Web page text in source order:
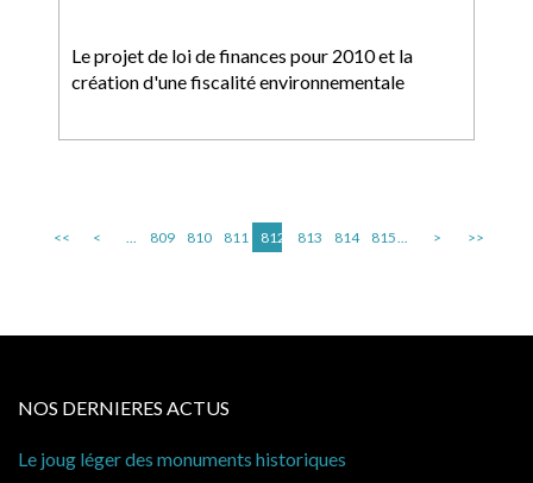
Le projet de loi de finances pour 2010 et la
création d'une fiscalité environnementale
<< < ... 809 810 811 812 813 814 815... > >>
NOS DERNIERES ACTUS
Le joug léger des monuments historiques